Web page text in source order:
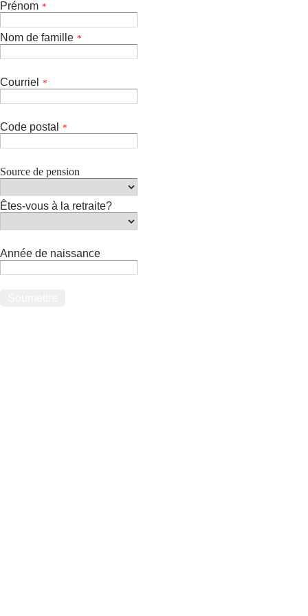
Prénom *
Nom de famille *
Courriel *
Code postal *
Source de pension
Êtes-vous à la retraite?
Année de naissance